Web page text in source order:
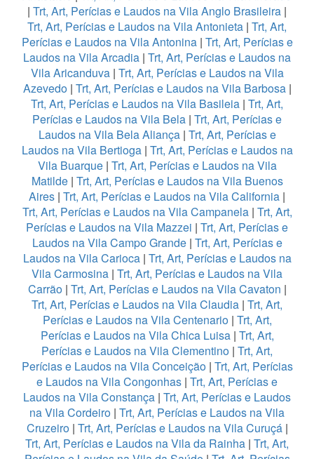
| Trt, Art, Perícias e Laudos na Vila Anglo Brasileira |
Trt, Art, Perícias e Laudos na Vila Antonieta | Trt, Art,
Perícias e Laudos na Vila Antonina| Trt, Art, Perícias e
Laudos na Vila Arcadia | Trt, Art, Perícias e Laudos na
Vila Aricanduva| Trt, Art, Perícias e Laudos na Vila
Azevedo| Trt, Art, Perícias e Laudos na Vila Barbosa|
Trt, Art, Perícias e Laudos na Vila Basileia | Trt, Art,
Perícias e Laudos na Vila Bela | Trt, Art, Perícias e
Laudos na Vila Bela Aliança| Trt, Art, Perícias e
Laudos na Vila Bertioga| Trt, Art, Perícias e Laudos na
Vila Buarque| Trt, Art, Perícias e Laudos na Vila
Matilde| Trt, Art, Perícias e Laudos na Vila Buenos
Aires | Trt, Art, Perícias e Laudos na Vila California |
Trt, Art, Perícias e Laudos na Vila Campanela| Trt, Art,
Perícias e Laudos na Vila Mazzei | Trt, Art, Perícias e
Laudos na Vila Campo Grande| Trt, Art, Perícias e
Laudos na Vila Carioca| Trt, Art, Perícias e Laudos na
Vila Carmosina | Trt, Art, Perícias e Laudos na Vila
Carrão| Trt, Art, Perícias e Laudos na Vila Cavaton |
Trt, Art, Perícias e Laudos na Vila Claudia | Trt, Art,
Perícias e Laudos na Vila Centenario| Trt, Art,
Perícias e Laudos na Vila Chica Luisa | Trt, Art,
Perícias e Laudos na Vila Clementino | Trt, Art,
Perícias e Laudos na Vila Conceição| Trt, Art, Perícias
e Laudos na Vila Congonhas | Trt, Art, Perícias e
Laudos na Vila Constança | Trt, Art, Perícias e Laudos
na Vila Cordeiro | Trt, Art, Perícias e Laudos na Vila
Cruzeiro | Trt, Art, Perícias e Laudos na Vila Curuçá |
Trt, Art, Perícias e Laudos na Vila da Rainha | Trt, Art,